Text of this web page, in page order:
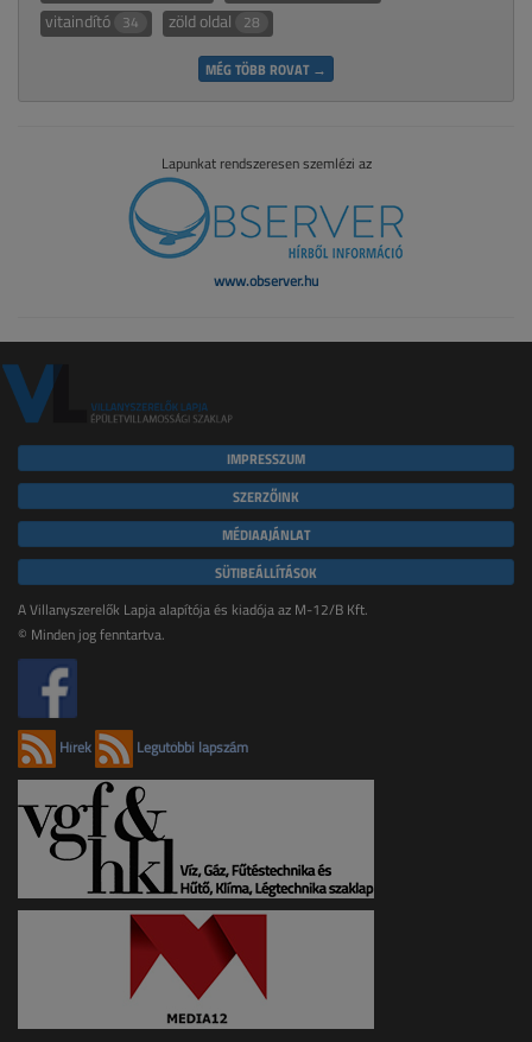
vitaindító 34 zöld oldal 28
MÉG TÖBB ROVAT →
Lapunkat rendszeresen szemlézi az
www.observer.hu
IMPRESSZUM
SZERZŐINK
MÉDIAAJÁNLAT
SÜTIBEÁLLÍTÁSOK
A Villanyszerelők Lapja alapítója és kiadója az M-12/B Kft.
© Minden jog fenntartva.
Hírek Legutóbbi lapszám